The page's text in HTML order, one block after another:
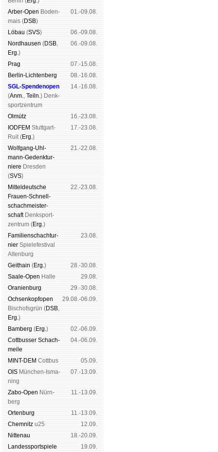
Arber-Open Boden­
mais (DSB)
01.-09.08.
Lö­bau (SVS)
06.-09.08.
Nord­hau­sen (DSB,
Erg.)
06.-09.08.
Prag
07.-15.08.
Berlin-Lich­ten­berg
08.-16.08.
SGL-Spenden­open
(Anm., Teiln.) Denk­
sport­zen­trum
14.-16.08.
Ol­mütz
16.-23.08.
IODFEM Stutt­gart-
Ruit (Erg.)
17.-23.08.
Wolf­gang-Uhl­
mann-Ge­denk­tur­
niere Dres­den
(SVS)
21.-22.08.
Mit­tel­deu­tsche
Frauen-Schnell­
schach­meis­ter­
schaftDenk­sport­
zen­trum (Erg.)
22.-23.08.
Familien­schach­tur­
nier Spiele­fes­ti­val
Al­ten­burg
23.08.
Geit­hain (Erg.)
28.-30.08.
Saale-Open Halle
29.08.
Oranien­burg
29.-30.08.
Och­sen­kopf­open
Bischofs­grün (DSB,
Erg.)
29.08.-06.09.
Bam­berg (Erg.)
02.-06.09.
Cott­busser Schach­
meile
04.-06.09.
MINT-DEM Cott­bus
05.09.
OIS Mün­chen-Is­ma­
ning
07.-13.09.
Zabo-Open Nürn­
berg
11.-13.09.
Orten­burg
11.-13.09.
Chem­nitz u25
12.09.
Nitte­nau
18.-20.09.
Landes­sport­spiele
19.09.